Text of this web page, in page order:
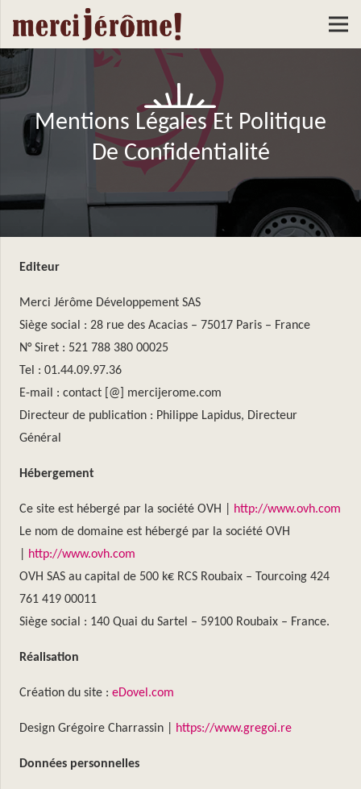
Mentions Légales Et Politique
De Confidentialité
Editeur
Merci Jérôme Développement SAS
Siège social : 28 rue des Acacias – 75017 Paris – France
N° Siret : 521 788 380 00025
Tel : 01.44.09.97.36
E-mail : contact [@] mercijerome.com
Directeur de publication : Philippe Lapidus, Directeur
Général
Hébergement
Ce site est hébergé par la société OVH |
http://www.ovh.com
Le nom de domaine est hébergé par la société OVH
http://www.ovh.com
OVH SAS au capital de 500 k€ RCS Roubaix – Tourcoing 424
761 419 00011
Siège social : 140 Quai du Sartel – 59100 Roubaix – France.
Réalisation
Création du site : eDovel.com
Design Grégoire Charrassin | https://www.gregoi.re
Données personnelles